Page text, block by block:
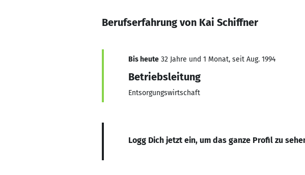
Berufserfahrung von Kai Schiffner
Bis heute 32 Jahre und 1 Monat, seit Aug. 1994
Betriebsleitung
Entsorgungswirtschaft
Logg Dich jetzt ein, um das ganze Profil zu